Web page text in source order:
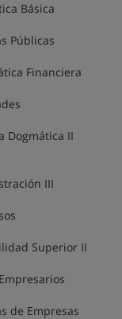
Básica
Públicas
Financiera
Dogmática II
III
Superior II
de Empresas